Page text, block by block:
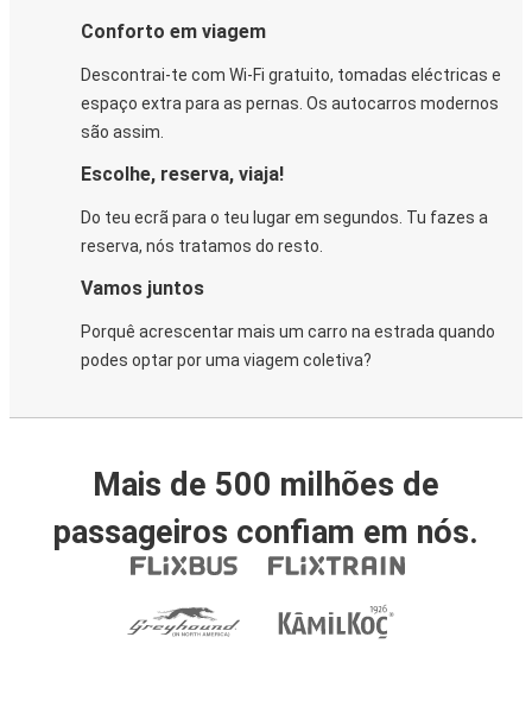
Conforto em viagem
Descontrai-te com Wi-Fi gratuito, tomadas eléctricas e
espaço extra para as pernas. Os autocarros modernos
são assim.
Escolhe, reserva, viaja!
Do teu ecrã para o teu lugar em segundos. Tu fazes a
reserva, nós tratamos do resto.
Vamos juntos
Porquê acrescentar mais um carro na estrada quando
podes optar por uma viagem coletiva?
Mais de 500 milhões de
passageiros confiam em nós.